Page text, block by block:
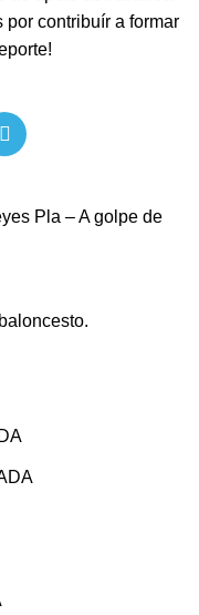
por contribuír a formar
Pla – A golpe de